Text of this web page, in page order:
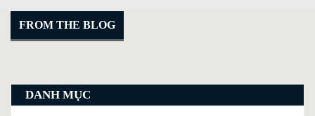
FROM THE BLOG
DANH MỤC